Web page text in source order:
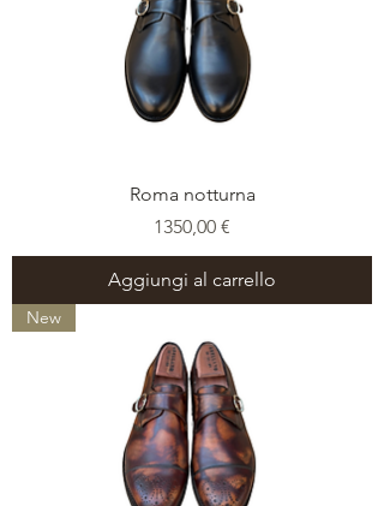
Roma notturna
Prezzo
1350,00 €
Aggiungi al carrello
New